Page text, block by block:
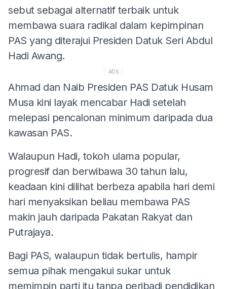
sebut sebagai alternatif terbaik untuk
membawa suara radikal dalam kepimpinan
PAS yang diterajui Presiden Datuk Seri Abdul
Hadi Awang.
ADS
Ahmad dan Naib Presiden PAS Datuk Husam
Musa kini layak mencabar Hadi setelah
melepasi pencalonan minimum daripada dua
kawasan PAS.
Walaupun Hadi, tokoh ulama popular,
progresif dan berwibawa 30 tahun lalu,
keadaan kini dilihat berbeza apabila hari demi
hari menyaksikan beliau membawa PAS
makin jauh daripada Pakatan Rakyat dan
Putrajaya.
Bagi PAS, walaupun tidak bertulis, hampir
semua pihak mengakui sukar untuk
memimpin parti itu tanpa peribadi pendidikan